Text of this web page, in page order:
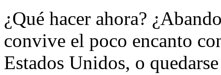
¿Qué hacer ahora?
convive el poco encanto
Estados Unidos, o